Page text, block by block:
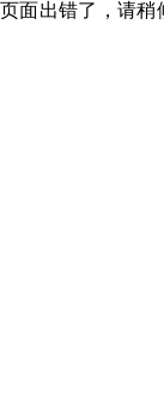
页面出错了，请稍